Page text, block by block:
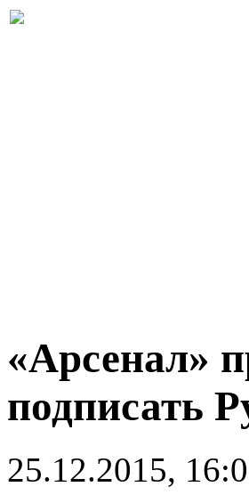
«Арсенал»
подписать
25.12.2015,